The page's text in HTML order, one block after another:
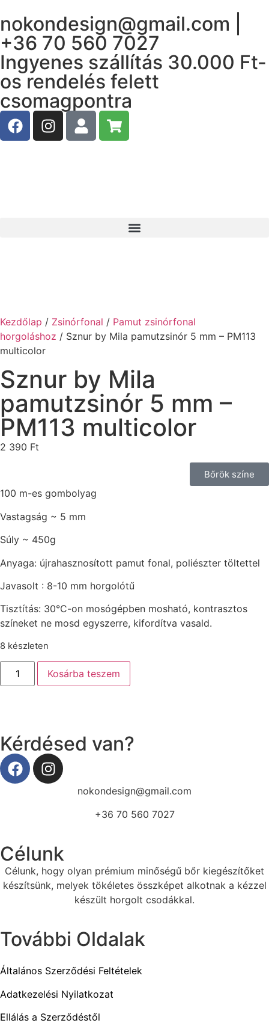
nokondesign@gmail.com |
+36 70 560 7027
Ingyenes szállítás 30.000 Ft-
os rendelés felett
csomagpontra
Kezdőlap / Zsinórfonal / Pamut zsinórfonal
horgoláshoz / Sznur by Mila pamutzsinór 5 mm – PM113
multicolor
Sznur by Mila
pamutzsinór 5 mm –
PM113 multicolor
2 390 Ft
Bőrök színe
100 m-es gombolyag
Vastagság ~ 5 mm
Súly ~ 450g
Anyaga: újrahasznosított pamut fonal, poliészter töltettel
Javasolt : 8-10 mm horgolótű
Tisztítás: 30°C-on mosógépben mosható, kontrasztos
színeket ne mosd egyszerre, kifordítva vasald.
8 készleten
Kosárba teszem
Kérdésed van?
nokondesign@gmail.com
+36 70 560 7027
Célunk
Célunk, hogy olyan prémium minőségű bőr kiegészítőket
készítsünk, melyek tökéletes összképet alkotnak a kézzel
készült horgolt csodákkal.
További Oldalak
Általános Szerződési Feltételek
Adatkezelési Nyilatkozat
Ellálás a Szerződéstől